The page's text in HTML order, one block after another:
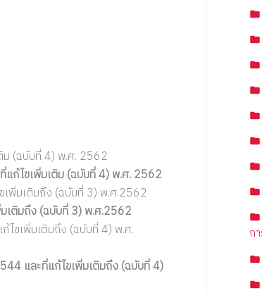
ม (ฉบับที่ 4) พ.ศ. 2562
ก้ไขเพิ่มเติม (ฉบับที่ 4) พ.ศ. 2562
พิ่มเติมถึง (ฉบับที่ 3) พ.ศ.2562
เติมถึง (ฉบับที่ 3) พ.ศ.2562
ไขเพิ่มเติมถึง (ฉบับที่ 4) พ.ศ.
และที่แก้ไขเพิ่มเติมถึง (ฉบับที่ 4)
ก